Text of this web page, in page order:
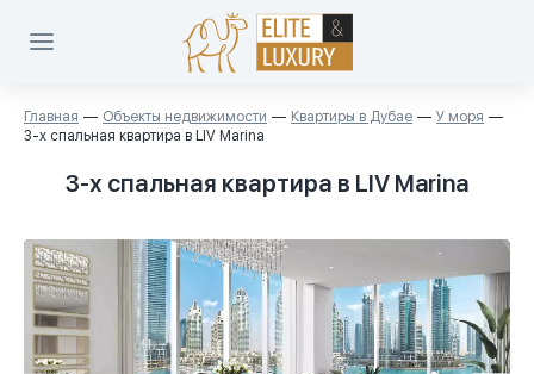
Главная Объекты недвижимости Квартиры в Дубае
У моря
3-х спальная квартира в LIV Marina
3-х спальная квартира в LIV Marina